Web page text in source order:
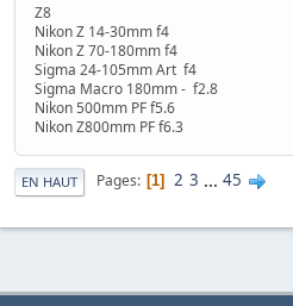
Z8
Nikon Z 14-30mm f4
Nikon Z 70-180mm f4
Sigma 24-105mm Art f4
Sigma Macro 180mm - f2.8
Nikon 500mm PF f5.6
Nikon Z800mm PF f6.3
EN HAUT Pages 1 2 3 ... 45